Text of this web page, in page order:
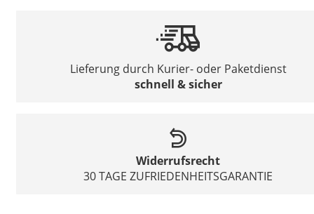
Lieferung durch Kurier- oder Paketdienst
schnell & sicher
Widerrufsrecht
30 TAGE ZUFRIEDENHEITSGARANTIE